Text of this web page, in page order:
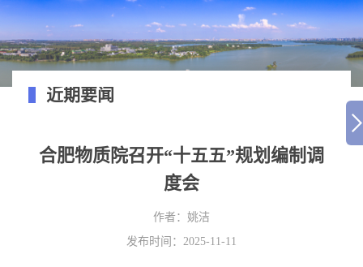
近期要闻
合肥物质院召开“十五五”规划编制调
度会
作者： 姚洁
发布时间：2025-11-11